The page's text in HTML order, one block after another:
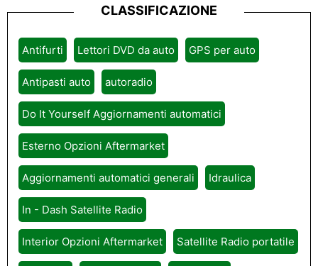
CLASSIFICAZIONE
Antifurti Lettori DVD da auto GPS per auto
Antipasti auto autoradio
Do It Yourself Aggiornamenti automatici
Esterno Opzioni Aftermarket
Aggiornamenti automatici generali Idraulica
In - Dash Satellite Radio
Interior Opzioni Aftermarket Satellite Radio portatile